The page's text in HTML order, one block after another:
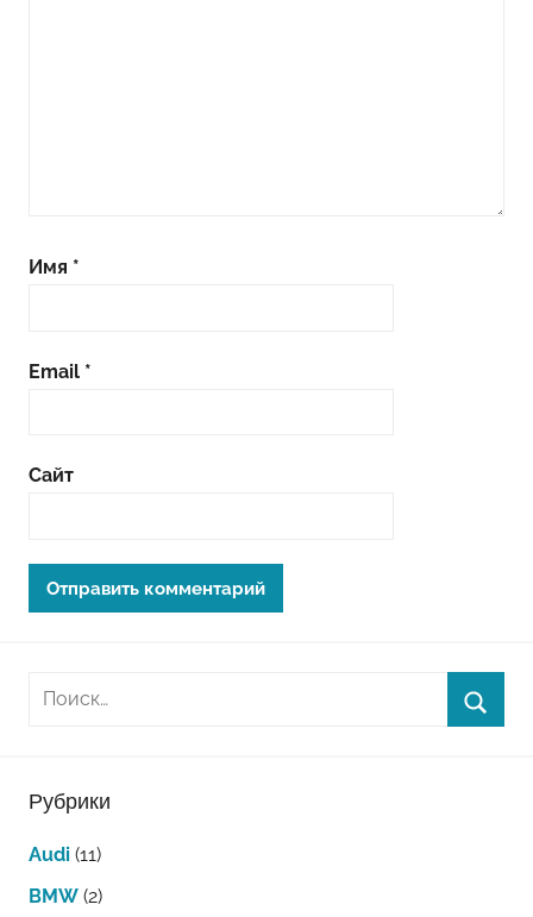
Имя *
Email *
Сайт
Рубрики
Audi (11)
BMW (2)